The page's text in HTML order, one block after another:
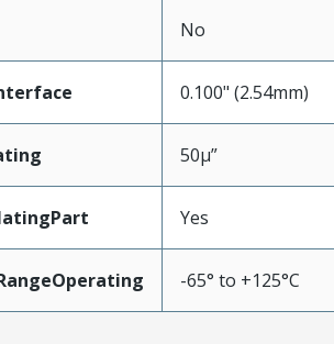
No
0.100" (2.54mm)
50µ”
Yes
-65° to +125°C